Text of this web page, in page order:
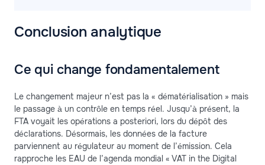
Conclusion analytique
Ce qui change fondamentalement
Le changement majeur n’est pas la « dématérialisation » mais
le passage à un contrôle en temps réel. Jusqu’à présent, la
FTA voyait les opérations a posteriori, lors du dépôt des
déclarations. Désormais, les données de la facture
parviennent au régulateur au moment de l’émission. Cela
rapproche les EAU de l’agenda mondial « VAT in the Digital